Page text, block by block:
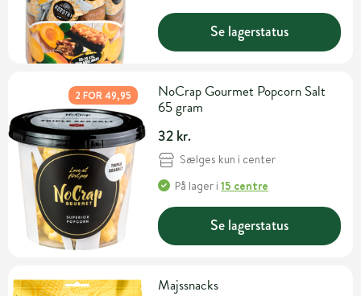
Se lagerstatus
2 FOR 49,95
NoCrap Gourmet Popcorn Salt
65 gram
32 kr.
Sælges kun i center
På lager i15 centre
Se lagerstatus
Majssnacks